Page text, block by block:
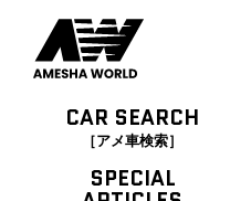
CAR SEARCH
［アメ車検索］
SPECIAL